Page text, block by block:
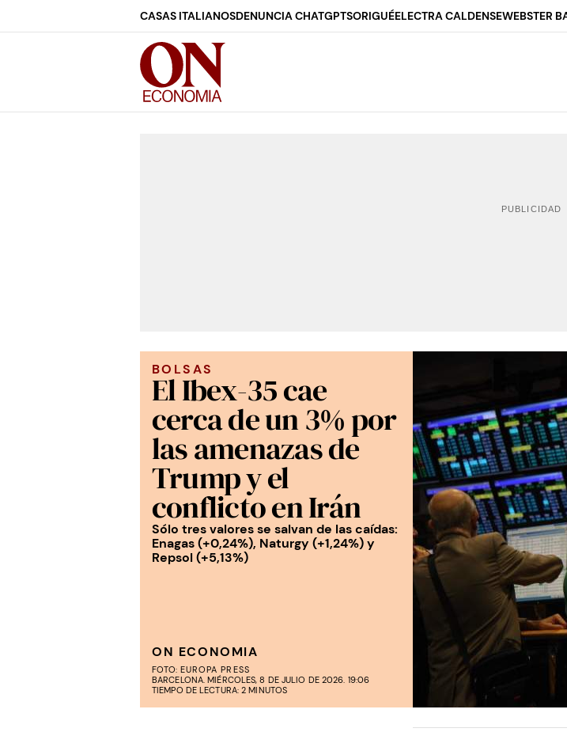
CASAS ITALIANOSDENUNCIA CHATGPTSORIGUÉELECTRA CALDENSEWEBSTER
BOLSAS
El Ibex-35 cae
cerca de un 3% por
las amenazas de
Trump y el
conflicto en Irán
Sólo tres valores se salvan de las caídas:
Enagas (+0,24%), Naturgy (+1,24%) y
Repsol (+5,13%)
ON ECONOMIA
FOTO: EUROPA PRESS
BARCELONA. MIÉRCOLES, 8 DE JULIO DE 2026. 19:06
TIEMPO DE LECTURA: 2 MINUTOS